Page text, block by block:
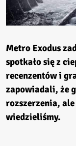
Metro Exodus
spotkało się z
recenzentów i
zapowiadali, że
rozszerzenia,
wiedzieliśmy.